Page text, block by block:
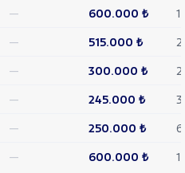
— 600.000 ₺
1
— 515.000 ₺
2
— 300.000 ₺
2
— 245.000 ₺
3
— 250.000 ₺
6
— 600.000 ₺ 1